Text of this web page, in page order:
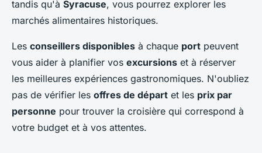
tandis qu'à Syracuse, vous pourrez explorer les
marchés alimentaires historiques.
Les conseillers disponibles à chaque port peuvent
vous aider à planifier vos excursions et à réserver
les meilleures expériences gastronomiques. N'oubliez
pas de vérifier les offres de départ et les prix par
personne pour trouver la croisière qui correspond à
votre budget et à vos attentes.